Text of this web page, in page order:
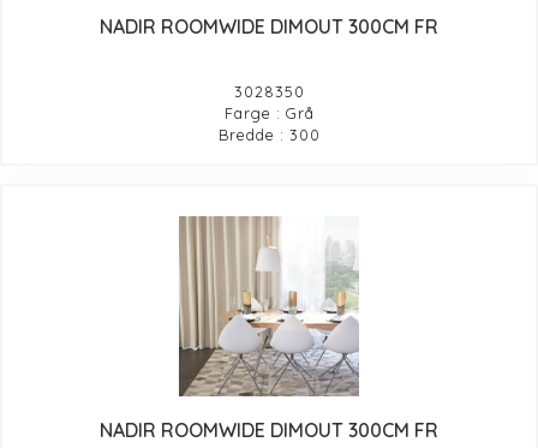
NADIR ROOMWIDE DIMOUT 300CM FR
3028350
Farge : Grå
Bredde : 300
NADIR ROOMWIDE DIMOUT 300CM FR